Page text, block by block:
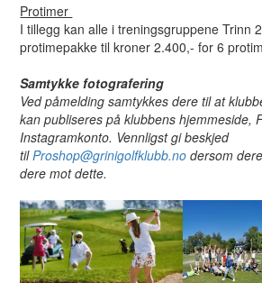
Protimer
I tillegg kan alle i treningsgruppene Trinn
protimepakke til kroner 2.400,- for 6
Samtykke fotografering
Ved påmelding samtykkes dere til at
kan publiseres på klubbens hjemmeside,
Instagramkonto. Vennligst gi beskjed
tilProshop@grinigolfklubb.no dersom
dere mot dette.